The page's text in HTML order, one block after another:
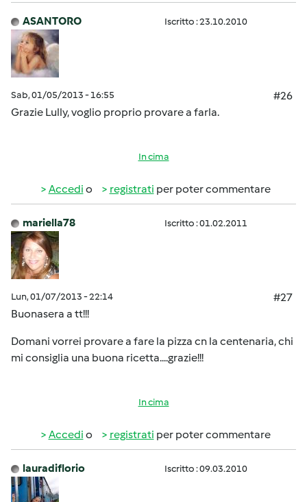
ASANTORO Iscritto : 23.10.2010
Sab, 01/05/2013 - 16:55
#26
Grazie Lully, voglio proprio provare a farla.
In cima
Accedi o registrati per poter commentare
mariella78 Iscritto : 01.02.2011
Lun, 01/07/2013 - 22:14
#27
Buonasera a tt!!!
Domani vorrei provare a fare la pizza cn la centenaria, chi
mi consiglia una buona ricetta....grazie!!!
In cima
Accedi o registrati per poter commentare
lauradiflorio Iscritto : 09.03.2010